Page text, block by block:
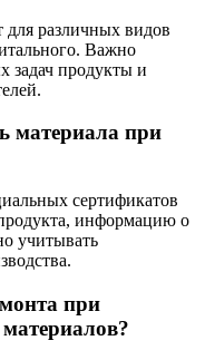
для различных видов
Важно
задач продукты и
материала при
сертификатов
продукта, информацию о
учитывать
при